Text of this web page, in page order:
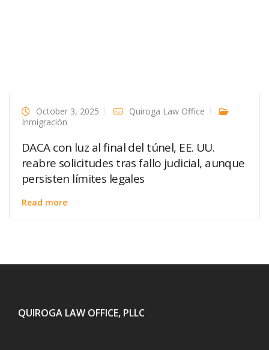
October 3, 2025
Quiroga Law Office
Inmigración
DACA con luz al final del túnel, EE. UU.
reabre solicitudes tras fallo judicial, aunque
persisten límites legales
Read more
QUIROGA LAW OFFICE, PLLC